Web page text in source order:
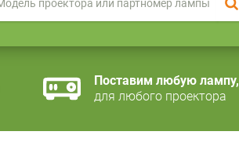
Поставим любую лампу,
для любого проектора